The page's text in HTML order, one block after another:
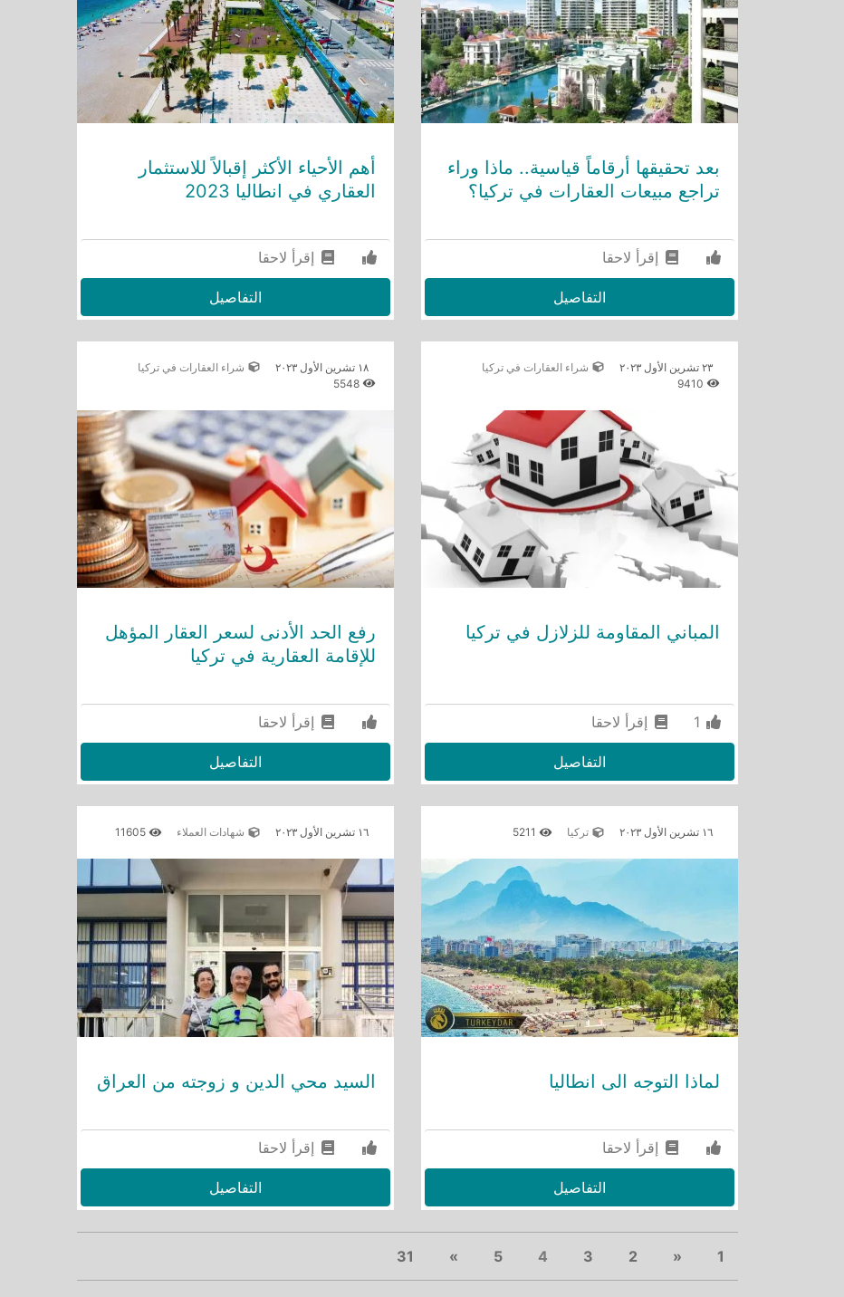
بعد تحقيقها أرقاماً قياسية.. ماذا وراء
تراجع مبيعات العقارات في تركيا؟
إقرأ لاحقا
التفاصيل
أهم الأحياء الأكثر إقبالاً للاستثمار
العقاري في انطاليا 2023
إقرأ لاحقا
التفاصيل
٢٣ تشرين الأول ٢٠٢٣
شراء العقارات في تركيا
المباني المقاومة للزلازل في تركيا
إقرأ لاحقا
التفاصيل
١٨ تشرين الأول ٢٠٢٣
شراء العقارات في تركيا
رفع الحد الأدنى لسعر العقار المؤهل
للإقامة العقارية في تركيا
إقرأ لاحقا
التفاصيل
١٦ تشرين الأول ٢٠٢٣ تركيا
لماذا التوجه الى انطاليا
إقرأ لاحقا
التفاصيل
١٦ تشرين الأول ٢٠٢٣ شهادات العملاء
السيد محي الدين و زوجته من العراق
إقرأ لاحقا
التفاصيل
1
«
Previous
2
3
4
5
»
31